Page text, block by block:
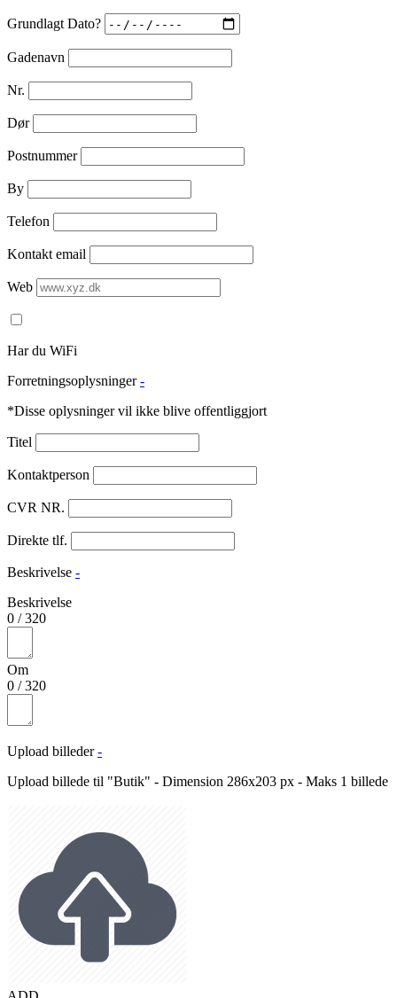
Grundlagt Dato?
Gadenavn
Nr.
Dør
Postnummer
By
Telefon
Kontakt email
Web
Har du WiFi
Forretningsoplysninger -
*Disse oplysninger vil ikke blive offentliggjort
Titel
Kontaktperson
CVR NR.
Direkte tlf.
Beskrivelse -
Beskrivelse
0 /320
Om
0 /320
Upload billeder -
Upload billede til "Butik" - Dimension 286x203 px - Maks 1 billede